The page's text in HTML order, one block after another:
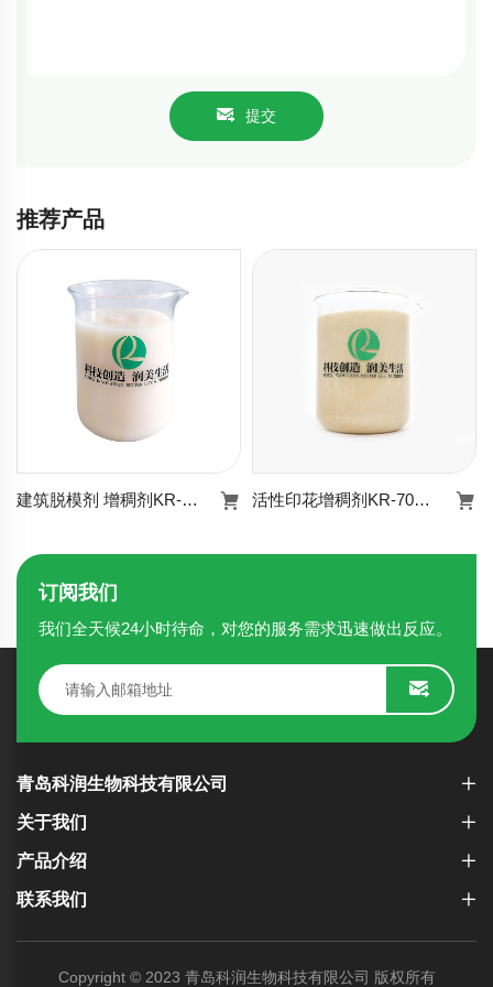
提交
推荐产品
KR-7082
了解详情
建筑脱模剂 增稠剂KR-7082
KR-708HC
了解详情
活性印花增稠剂KR-708HC
订阅我们
我们全天候24小时待命，对您的服务需求迅速做出反应。
青岛科润生物科技有限公司
关于我们
产品介绍
联系我们
Copyright © 2023 青岛科润生物科技有限公司 版权所有